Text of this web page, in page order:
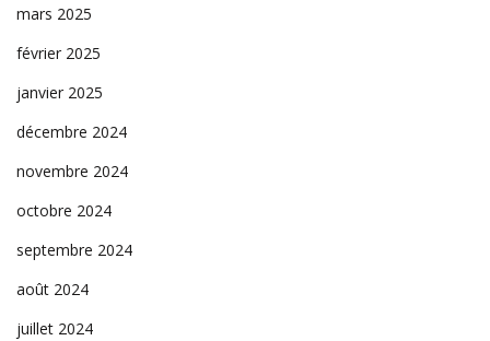
mars 2025
février 2025
janvier 2025
décembre 2024
novembre 2024
octobre 2024
septembre 2024
août 2024
juillet 2024